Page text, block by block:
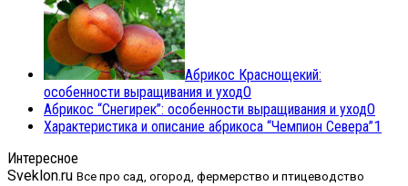
Абрикос Краснощекий:
особенности выращивания и уход0
Абрикос “Снегирек”: особенности выращивания и уход0
Характеристика и описание абрикоса “Чемпион Севера”1
Интересное
Sveklon.ru Все про сад, огород, фермерство и птицеводство